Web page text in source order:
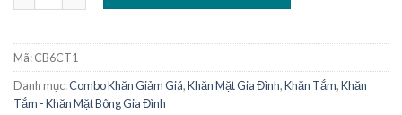
Mã:CB6CT1
Danh mục:Combo Khăn Giảm Giá,Khăn Mặt Gia Đình,Khăn Tắm,Khăn
Tắm - Khăn Mặt Bông Gia Đình